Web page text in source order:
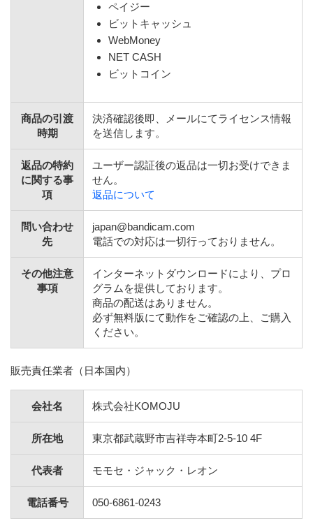
ペイジー
ビットキャッシュ
WebMoney
NET CASH
ビットコイン
商品の引渡
時期
決済確認後即、メールにてライセンス情報
を送信します。
返品の特約
に関する事
項
ユーザー認証後の返品は一切お受けできま
せん。
返品について
問い合わせ
先
japan@bandicam.com
電話での対応は一切行っておりません。
その他注意
事項
インターネットダウンロードにより、プロ
グラムを提供しております。
商品の配送はありません。
必ず無料版にて動作をご確認の上、ご購入
ください。
販売責任業者（日本国内）
会社名 株式会社KOMOJU
所在地 東京都武蔵野市吉祥寺本町2-5-10 4F
代表者 モモセ・ジャック・レオン
電話番号 050-6861-0243